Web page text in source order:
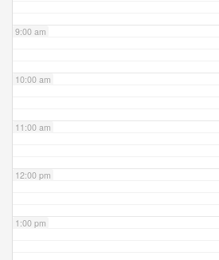
9:00 am
10:00 am
11:00 am
12:00 pm
1:00 pm